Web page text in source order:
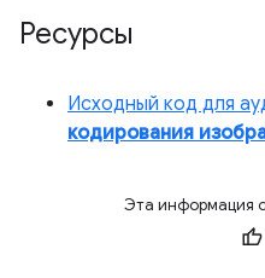
Ресурсы
Исходный код для
кодирования
Эта информация